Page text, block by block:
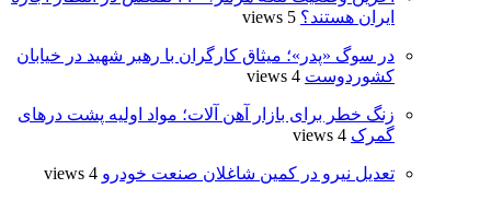
ایران هستند؟ 5 views
در سوگ «پدر»؛ میثاق کارگران با رهبر شهید در خیابان
کشوردوست 4 views
زنگ خطر برای بازار آهن آلات؛ مواد اولیه پشت درهای
گمرک 4 views
تعدیل نیرو در کمین شاغلان صنعت خودرو 4 views